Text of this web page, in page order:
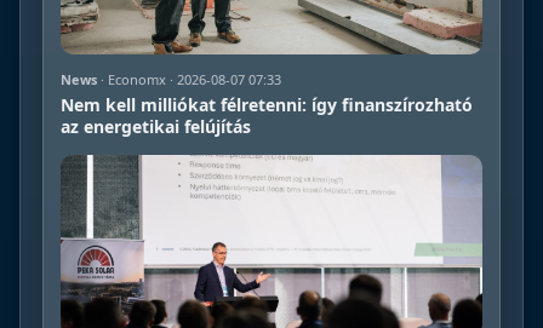
News · Economx · 2026-08-07 07:33
Nem kell milliókat félretenni: így finanszírozható
az energetikai felújítás